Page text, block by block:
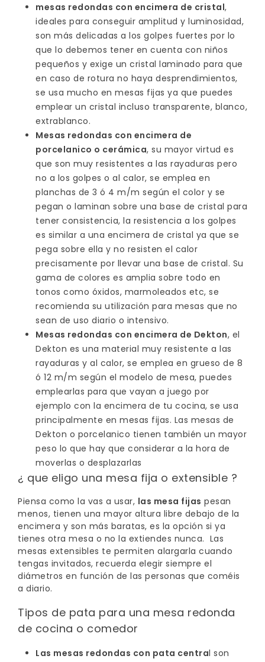
mesas redondas con encimera de cristal,
ideales para conseguir amplitud y luminosidad,
son más delicadas a los golpes fuertes por lo
que lo debemos tener en cuenta con niños
pequeños y exige un cristal laminado para que
en caso de rotura no haya desprendimientos,
se usa mucho en mesas fijas ya que puedes
emplear un cristal incluso transparente, blanco,
extrablanco.
Mesas redondas con encimera de
porcelanico o cerámica, su mayor virtud es
que son muy resistentes a las rayaduras pero
no a los golpes o al calor, se emplea en
planchas de 3 ó 4 m/m según el color y se
pegan o laminan sobre una base de cristal para
tener consistencia, la resistencia a los golpes
es similar a una encimera de cristal ya que se
pega sobre ella y no resisten el calor
precisamente por llevar una base de cristal. Su
gama de colores es amplia sobre todo en
tonos como óxidos, marmoleados etc, se
recomienda su utilización para mesas que no
sean de uso diario o intensivo.
Mesas redondas con encimera de Dekton, el
Dekton es una material muy resistente a las
rayaduras y al calor, se emplea en grueso de 8
ó 12 m/m según el modelo de mesa, puedes
emplearlas para que vayan a juego por
ejemplo con la encimera de tu cocina, se usa
principalmente en mesas fijas. Las mesas de
Dekton o porcelanico tienen también un mayor
peso lo que hay que considerar a la hora de
moverlas o desplazarlas
¿ que eligo una mesa fija o extensible ?
Piensa como la vas a usar, las mesa fijas pesan
menos, tienen una mayor altura libre debajo de la
encimera y son más baratas, es la opción si ya
tienes otra mesa o no la extiendes nunca. Las
mesas extensibles te permiten alargarla cuando
tengas invitados, recuerda elegir siempre el
diámetros en función de las personas que coméis
a diario.
Tipos de pata para una mesa redonda
de cocina o comedor
Las mesas redondas con pata central son